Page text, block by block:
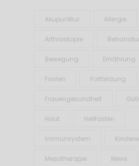
Akupunktur Allergie
Arthroskopie
Bewegung Ernährung
Fasten Fortbildung
Frauengesundheit
Haut Heilfasten
Immunsystem
Mesotherapie News